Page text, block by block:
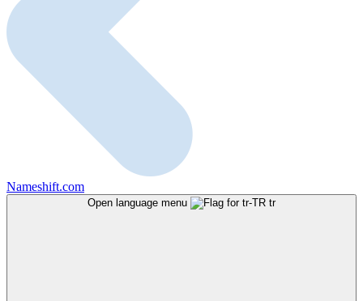
Nameshift.com
Open language menu tr